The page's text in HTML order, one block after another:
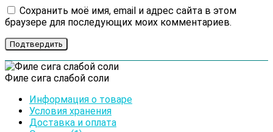
Сохранить моё имя, email и адрес сайта в этом
браузере для последующих моих комментариев.
Филе сига слабой соли
Информация о товаре
Условия хранения
Доставка и оплата